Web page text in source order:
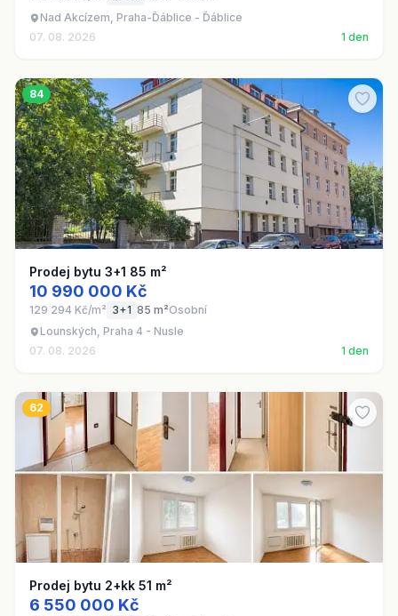
Nad Akcízem, Praha-Ďáblice - Ďáblice
07. 08. 2026
1 den
84
Prodej bytu 3+1 85 m²
10 990 000 Kč
129 294 Kč/m² 3+1 85 m²Osobní
Lounských, Praha 4 - Nusle
07. 08. 2026
1 den
62
Prodej bytu 2+kk 51 m²
6 550 000 Kč